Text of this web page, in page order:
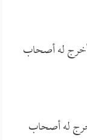
له أصحاب
له أصحاب